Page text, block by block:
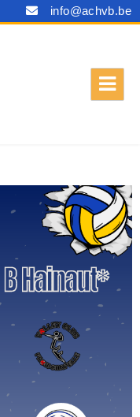
info@achvb.be